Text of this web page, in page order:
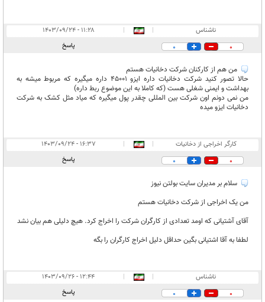
ناشناس |
|
۱۱:۲۸ - ۱۴۰۳/۰۹/۲۴
0
0 پاسخ
من هم از کارکنان شرکت دخانیات هستم
حالا تصور کنید شرکت دخانیات داره ایزو 45001 داره میگیره که مربوط میشه به
بهداشت و ایمنی شغلی هست (که کاملا به این موضوع ربط داره)
من نمی دونم اون شرکت بین المللی چقدر پول میگیره که میاد مثل کشک به شرکت
دخانیات ایزو میده
کارگر اخراجی از دخانیات |
|
۱۶:۳۷ - ۱۴۰۳/۰۹/۲۴
0
0 پاسخ
سلام بر مدیران سایت بولتن نیوز
من یک اخراجی از شرکت دخانیات هستم
آقای آشتیانی که اومد تعدادی از کارگران شرکت را اخراج کرد. هیچ دلیلی هم بیان نشد
لطفا به آقا اشتیانی بگین حداقل دلیل اخراج کارگران را بگه
ناشناس |
|
۱۲:۴۴ - ۱۴۰۳/۰۹/۲۶
0
0 پاسخ